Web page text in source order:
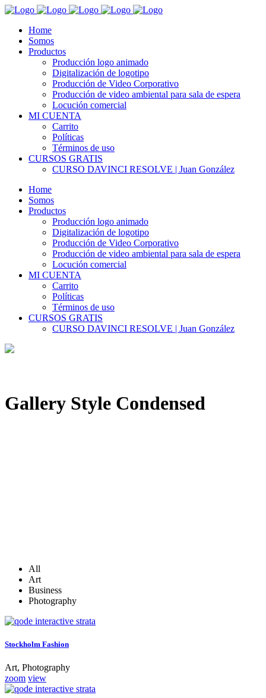
Home
Somos
Productos
Producción logo animado
Digitalización de logotipo
Producción de Video Corporativo
Producción de video ambiental para sala de espera
Locución comercial
MI CUENTA
Carrito
Políticas
Términos de uso
CURSOS GRATIS
CURSO DAVINCI RESOLVE | Juan González
Home
Somos
Productos
Producción logo animado
Digitalización de logotipo
Producción de Video Corporativo
Producción de video ambiental para sala de espera
Locución comercial
MI CUENTA
Carrito
Políticas
Términos de uso
CURSOS GRATIS
CURSO DAVINCI RESOLVE | Juan González
Gallery Style Condensed
All
Art
Business
Photography
Stockholm Fashion
Art, Photography
zoom view